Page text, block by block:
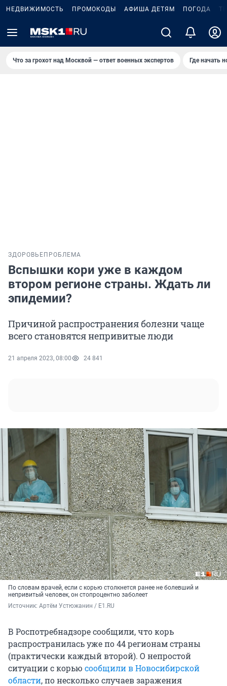
НЕДВИЖИМОСТЬ ПРОМОКОДЫ АФИША ДЕТЯМ ПОГОДА
Что за грохот над Москвой — ответ военных экспертов Где начать
ЗДОРОВЬЕ ПРОБЛЕМА
Вспышки кори уже в каждом
втором регионе страны. Ждать ли
эпидемии?
Причиной распространения болезни чаще
всего становятся непривитые люди
21 апреля 2023, 08:00 24 841
По словам врачей, если с корью столкнется ранее не болевший и
непривитый человек, он стопроцентно заболеет
Источник: Артём Устюжанин / E1.RU
В Роспотребнадзоре сообщили, что корь
распространилась уже по 44 регионам страны
(практически каждый второй). О непростой
ситуации с корью сообщили в Новосибирской
области, по несколько случаев заражения